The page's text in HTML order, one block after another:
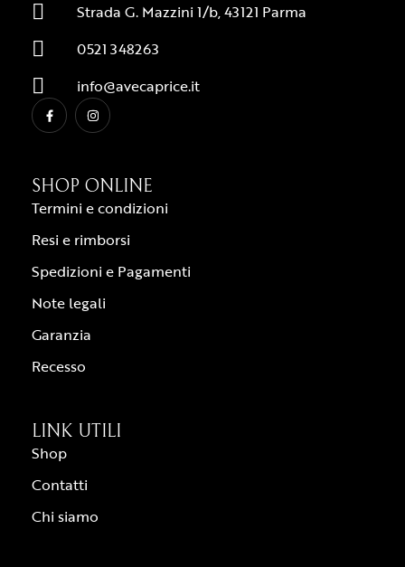
Strada G. Mazzini 1/b, 43121 Parma
0521 348263
info@avecaprice.it
SHOP ONLINE
Termini e condizioni
Resi e rimborsi
Spedizioni e Pagamenti
Note legali
Garanzia
Recesso
LINK UTILI
Shop
Contatti
Chi siamo